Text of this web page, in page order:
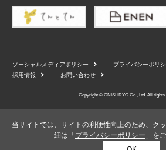
ソーシャルメディアポリシー プライバシーポリ
採用情報
お問い合わせ
Copyright © ONISI IRYO Co., Ltd. All rights
当サイトでは、サイトの利便性向上のため、ク
細は「 プライバシーポリシー 」を